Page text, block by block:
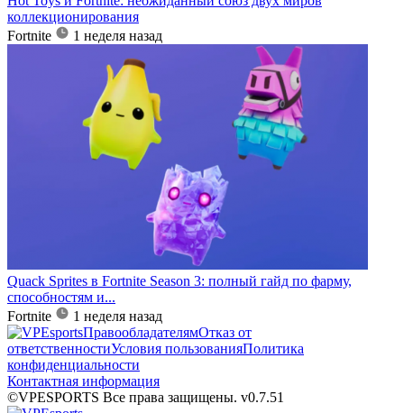
коллекционирования
Fortnite
1 неделя назад
Quack Sprites в Fortnite Season 3: полный гайд по фарму,
способностям и...
Fortnite
1 неделя назад
ПравообладателямОтказ от
ответственностиУсловия пользованияПолитика
конфиденциальности
Контактная информация
©VPESPORTS Все права защищены. v0.7.51